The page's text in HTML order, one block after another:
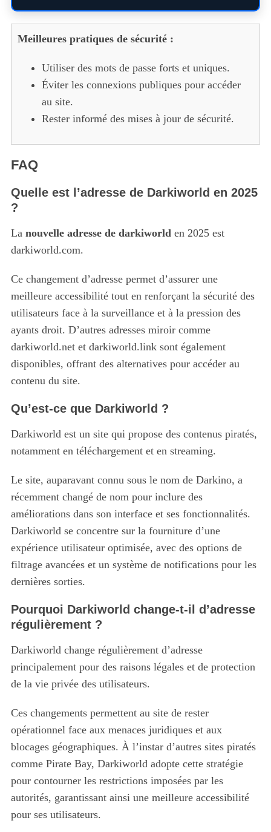
Meilleures pratiques de sécurité :
Utiliser des mots de passe forts et uniques.
Éviter les connexions publiques pour accéder
au site.
Rester informé des mises à jour de sécurité.
FAQ
Quelle est l’adresse de Darkiworld en 2025
?
La nouvelle adresse de darkiworlden 2025 est
darkiworld.com.
Ce changement d’adresse permet d’assurer une
meilleure accessibilité tout en renforçant la sécurité des
utilisateurs face à la surveillance et à la pression des
ayants droit. D’autres adresses miroir comme
darkiworld.net et darkiworld.link sont également
disponibles, offrant des alternatives pour accéder au
contenu du site.
Qu’est-ce que Darkiworld ?
Darkiworld est un site qui propose des contenus piratés,
notamment en téléchargement et en streaming.
Le site, auparavant connu sous le nom de Darkino, a
récemment changé de nom pour inclure des
améliorations dans son interface et ses fonctionnalités.
Darkiworld se concentre sur la fourniture d’une
expérience utilisateur optimisée, avec des options de
filtrage avancées et un système de notifications pour les
dernières sorties.
Pourquoi Darkiworld change-t-il d’adresse
régulièrement ?
Darkiworld change régulièrement d’adresse
principalement pour des raisons légales et de protection
de la vie privée des utilisateurs.
Ces changements permettent au site de rester
opérationnel face aux menaces juridiques et aux
blocages géographiques. À l’instar d’autres sites piratés
comme Pirate Bay, Darkiworld adopte cette stratégie
pour contourner les restrictions imposées par les
autorités, garantissant ainsi une meilleure accessibilité
pour ses utilisateurs.
e
a
h
o
r
: